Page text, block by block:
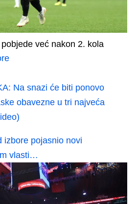
već nakon 2. kola
Na snazi će biti ponovo
obavezne u tri najveća
izbore pojasnio novi
vlasti…